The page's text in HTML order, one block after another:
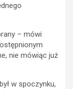
– mówi
nie mówiąc już
w spoczynku,